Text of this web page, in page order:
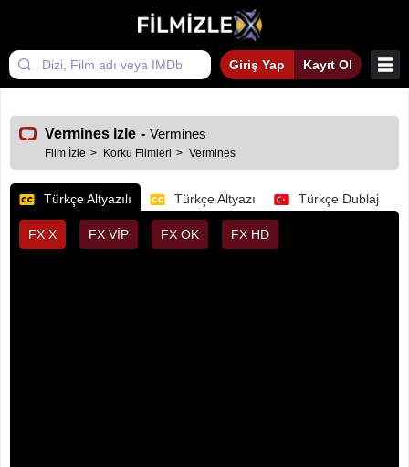
Giriş Yap Kayıt Ol
Vermines izle - Vermines
Film İzle Korku Filmleri Vermines
Türkçe Altyazılı Türkçe Altyazı Türkçe Dublaj
FX X FX VİP FX OK FX HD